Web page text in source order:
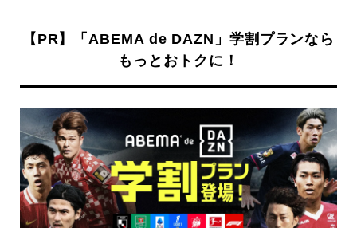
【PR】「ABEMA de DAZN」学割プランなら
もっとおトクに！